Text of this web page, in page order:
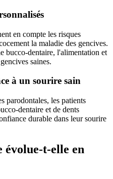
en compte les risques
la maladie des gencives.
bucco-dentaire, l'alimentation et
saines.
à un sourire sain
parodontales, les patients
dentaire et de dents
durable dans leur sourire
t-elle en